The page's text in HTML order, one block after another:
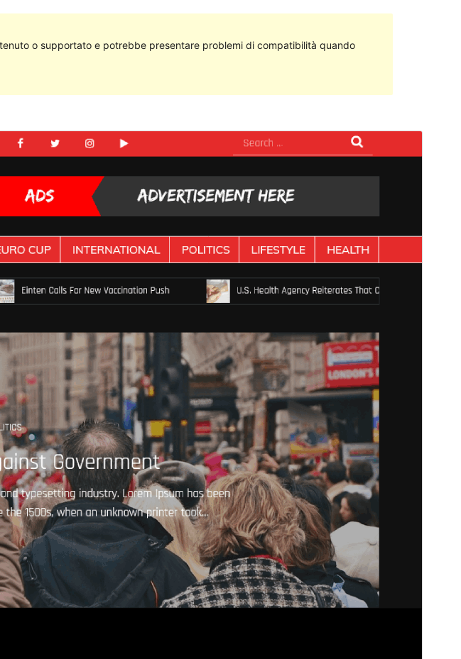
o supportato e potrebbe presentare problemi di compatibilità quando
Versione
1.0.0
Ultimo aggiornamento
4 Novembre 2022
Installazioni attive
30+
Versione PHP
5.6
Homepage del tema